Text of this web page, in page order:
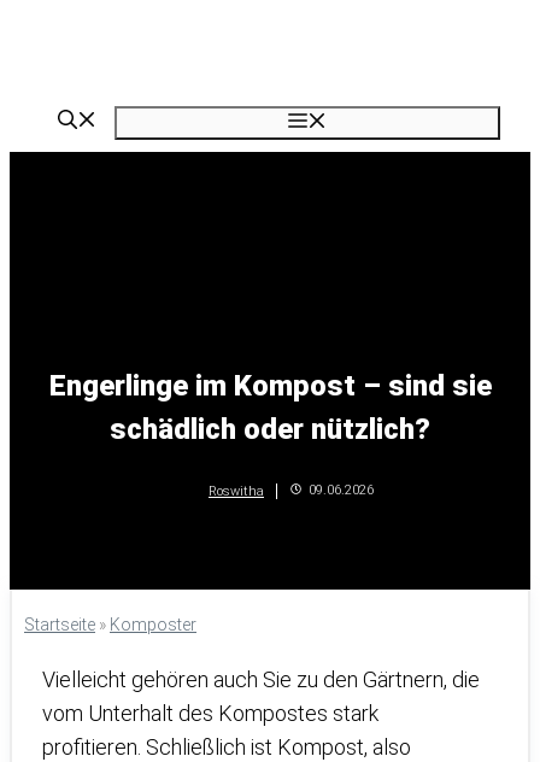
Engerlinge im Kompost – sind sie
schädlich oder nützlich?
Roswitha 09.06.2026
Startseite » Komposter
Vielleicht gehören auch Sie zu den Gärtnern, die
vom Unterhalt des Kompostes stark
profitieren. Schließlich ist Kompost, also